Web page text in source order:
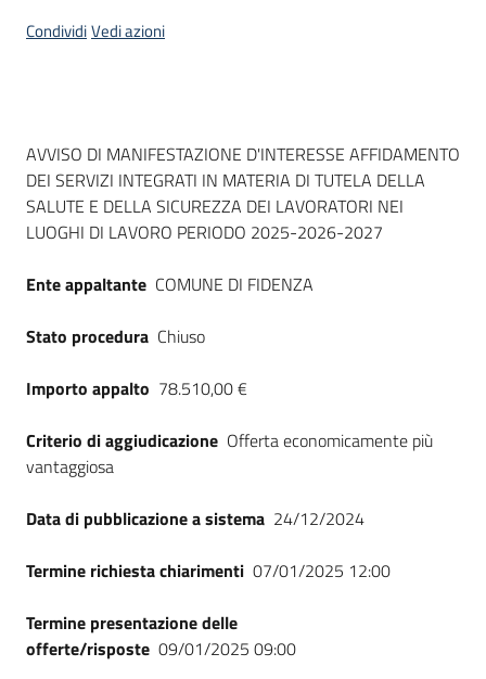
CondividiVedi azioni
Dati del bando
AVVISO DI MANIFESTAZIONE D'INTERESSE AFFIDAMENTO
DEI SERVIZI INTEGRATI IN MATERIA DI TUTELA DELLA
SALUTE E DELLA SICUREZZA DEI LAVORATORI NEI
LUOGHI DI LAVORO PERIODO 2025-2026-2027
Ente appaltante COMUNE DI FIDENZA
Stato procedura Chiuso
Importo appalto 78.510,00 €
Criterio di aggiudicazione Offerta economicamente più
vantaggiosa
Data di pubblicazione a sistema 24/12/2024
Termine richiesta chiarimenti 07/01/2025 12:00
Termine presentazione delle
offerte/risposte 09/01/2025 09:00